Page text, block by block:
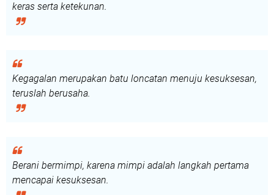
keras serta ketekunan.
Kegagalan merupakan batu loncatan menuju kesuksesan,
teruslah berusaha.
Berani bermimpi, karena mimpi adalah langkah pertama
mencapai kesuksesan.